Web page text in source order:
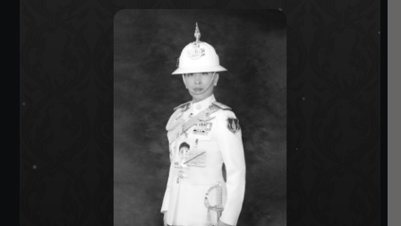
SIAMRATH VARIETY
THE BEST ENTERTAINMENT